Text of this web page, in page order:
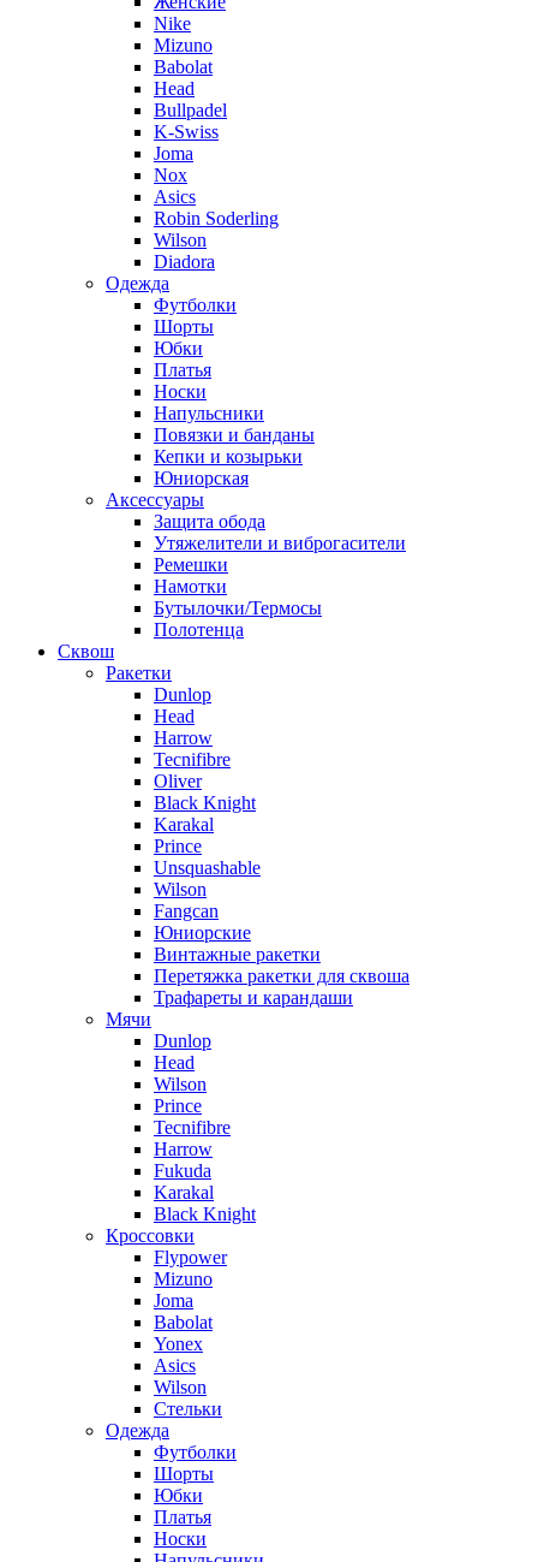
Nike
Mizuno
Babolat
Head
Bullpadel
K-Swiss
Joma
Nox
Asics
Robin Soderling
Wilson
Diadora
Одежда
Футболки
Шорты
Юбки
Платья
Носки
Напульсники
Повязки и банданы
Кепки и козырьки
Юниорская
Аксессуары
Защита обода
Утяжелители и виброгасители
Ремешки
Намотки
Бутылочки/Термосы
Полотенца
Сквош
Ракетки
Dunlop
Head
Harrow
Tecnifibre
Oliver
Black Knight
Karakal
Prince
Unsquashable
Wilson
Fangcan
Юниорские
Винтажные ракетки
Перетяжка ракетки для сквоша
Трафареты и карандаши
Мячи
Dunlop
Head
Wilson
Prince
Tecnifibre
Harrow
Fukuda
Karakal
Black Knight
Кроссовки
Flypower
Mizuno
Joma
Babolat
Yonex
Asics
Wilson
Стельки
Одежда
Футболки
Шорты
Юбки
Платья
Носки